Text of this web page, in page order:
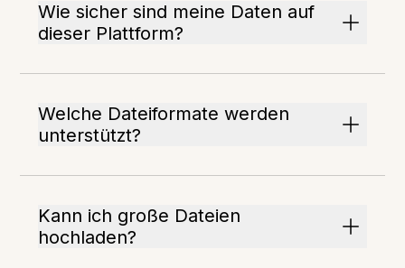
Wie sicher sind meine Daten auf
dieser Plattform?
Welche Dateiformate werden
unterstützt?
Kann ich große Dateien
hochladen?